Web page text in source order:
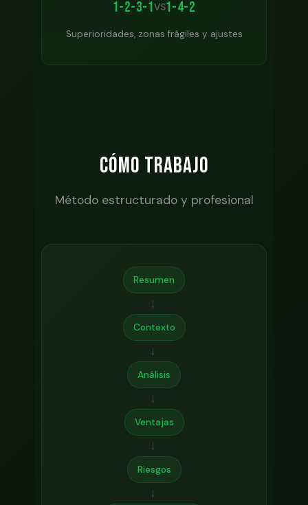
1-2-3-1VS1-4-2
Superioridades, zonas frágiles y ajustes
CÓMO TRABAJO
Método estructurado y profesional
Resumen
→
Contexto
→
Análisis
→
Ventajas
→
Riesgos
→